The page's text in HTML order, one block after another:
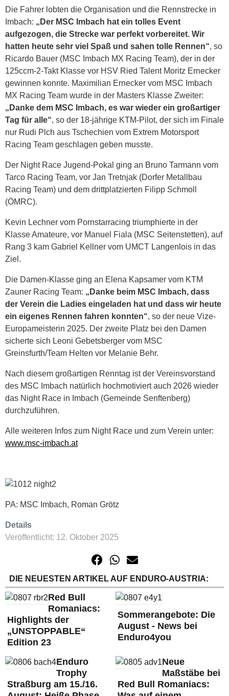
Die Fahrer lobten die Organisation und die Rennstrecke in
Imbach: „Der MSC Imbach hat ein tolles Event
aufgezogen, die Strecke war perfekt vorbereitet. Wir
hatten heute sehr viel Spaß und sahen tolle Rennen“, so
Ricardo Bauer (MSC Imbach MX Racing Team), der in der
125ccm-2-Takt Klasse vor HSV Ried Talent Moritz Ernecker
gewinnen konnte. Maximilian Ernecker vom MSC Imbach
MX Racing Team wurde in der Masters Klasse Zweiter:
„Danke dem MSC Imbach, es war wieder ein großartiger
Tag für alle“, so der 18-jährige KTM-Pilot, der sich im Finale
nur Rudi Plch aus Tschechien vom Extrem Motorsport
Racing Team geschlagen geben musste.
Der Night Race Jugend-Pokal ging an Bruno Tarmann vom
Tarco Racing Team, vor Jan Tretnjak (Dorfer Metallbau
Racing Team) und dem drittplatzierten Filipp Schmoll
(ÖMRC).
Kevin Lechner vom Pornstarracing triumphierte in der
Klasse Amateure, vor Manuel Fiala (MSC Seitenstetten), auf
Rang 3 kam Gabriel Kellner vom UMCT Langenlois in das
Ziel.
Die Damen-Klasse ging an Elena Kapsamer vom KTM
Zauner Racing Team: „Danke beim MSC Imbach, dass
der Verein die Ladies eingeladen hat und dass wir heute
ein eigenes Rennen fahren konnten“, so der neue Vize-
Europameisterin 2025. Der zweite Platz bei den Damen
sicherte sich Leoni Gebetsberger vom MSC
Greinsfurth/Team Helten vor Melanie Behr.
Nach diesem großartigen Renntag ist der Vereinsvorstand
des MSC Imbach natürlich hochmotiviert auch 2026 wieder
das Night Race in Imbach (Gemeinde Senftenberg)
durchzuführen.
Alle weiteren Infos zum Night Race und zum Verein unter:
www.msc-imbach.at
PA: MSC Imbach, Roman Grötz
Details
Veröffentlicht: 12. Oktober 2025
DIE NEUESTEN ARTIKEL AUF ENDURO-AUSTRIA:
Red Bull
Romaniacs:
Highlights der
„UNSTOPPABLE“
Edition 23
Sommerangebote: Die
August - News bei
Enduro4you
Enduro
Trophy
Straßburg am 15./16.
Neue
Maßstäbe bei
Red Bull Romaniacs: